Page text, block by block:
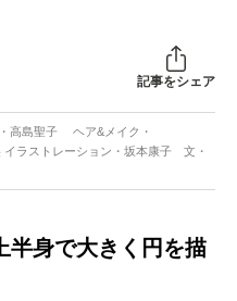
記事をシェア
高島聖子 ヘア&メイク・
ラストレーション・坂本康子 文・
半身で大きく円を描